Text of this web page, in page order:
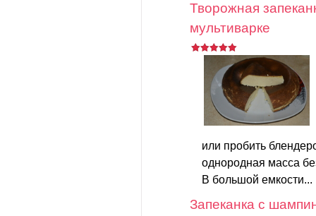
Творожная
мультиварке
или пробить
однородная масса
В большой емкости...
Запеканка с